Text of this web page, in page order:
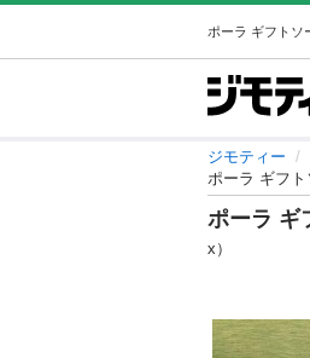
ジモティー
ポーラ ギフ
ポーラ ギ
x）